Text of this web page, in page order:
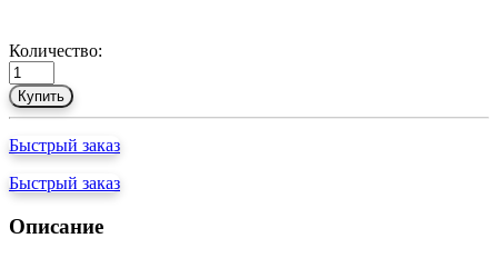
Количество:
Купить
Быстрый заказ
Быстрый заказ
Описание